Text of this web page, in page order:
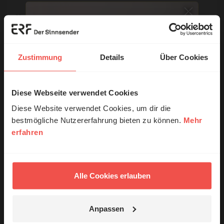
Zustimmung Details Über Cookies
Diese Webseite verwendet Cookies
Diese Website verwendet Cookies, um dir die
bestmögliche Nutzererfahrung bieten zu können. Mehr
erfahren
Alle Cookies erlauben
Anpassen
Name:
E-Mail:
Die E-Mail-Adresse wird nicht veröffentlicht.
Kommentar:
Meinen Kommentar nicht öffentlich teilen.
Ich bin damit einverstanden, dass meine Angaben
anonymisiert erfasst und zum Zweck der
ausgewertet werden. Es erfolgt keine Weitergabe
© Ruth Schneider / ERF